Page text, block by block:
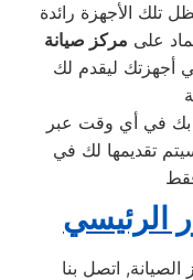
تلك الأجهزة رائدة
على مركز صيانة
أجهزتك ليقدم لك
بك في أي وقت عبر
تقديمها لك في
الرئيسي